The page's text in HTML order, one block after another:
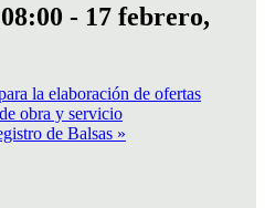
- 17 febrero,
la elaboración de ofertas
obra y servicio
de Balsas »